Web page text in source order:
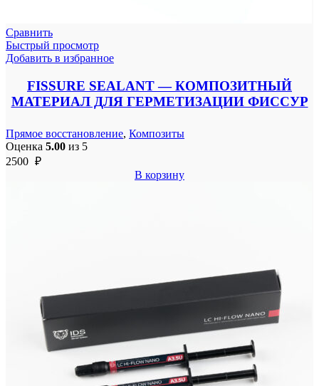
Сравнить
Быстрый просмотр
Добавить в избранное
FISSURE SEALANT — КОМПОЗИТНЫЙ
МАТЕРИАЛ ДЛЯ ГЕРМЕТИЗАЦИИ ФИССУР
Прямое восстановление, Композиты
Оценка 5.00 из 5
2500 ₽
В корзину